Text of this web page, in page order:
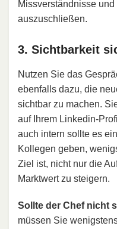
Missverständnisse und
auszuschließen.
3. Sichtbarkeit
Nutzen Sie das
ebenfalls dazu, die
sichtbar zu machen.
auf Ihrem Linkedin-
auch intern sollte es
Kollegen geben,
Ziel ist, nicht nur die
Marktwert zu steigern.
Sollte der Chef nicht
müssen Sie